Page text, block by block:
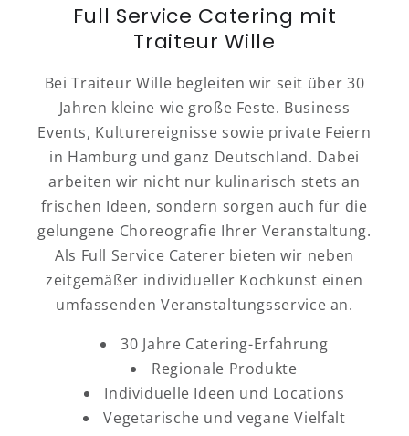
Full Service Catering mit
Traiteur Wille
Bei Traiteur Wille begleiten wir seit über 30
Jahren kleine wie große Feste. Business
Events, Kulturereignisse sowie private Feiern
in Hamburg und ganz Deutschland. Dabei
arbeiten wir nicht nur kulinarisch stets an
frischen Ideen, sondern sorgen auch für die
gelungene Choreografie Ihrer Veranstaltung.
Als Full Service Caterer bieten wir neben
zeitgemäßer individueller Kochkunst einen
umfassenden Veranstaltungsservice an.
30 Jahre Catering-Erfahrung
Regionale Produkte
Individuelle Ideen und Locations
Vegetarische und vegane Vielfalt